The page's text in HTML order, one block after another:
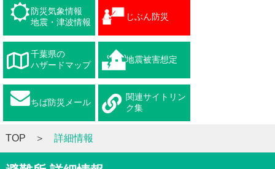
防災気象情報
地震・津波情報
じぶん防災
千葉県の
ハザードマップ
地震被害想定
ちば防災メール
関連サイトリン
ク集
TOP 詳細情報